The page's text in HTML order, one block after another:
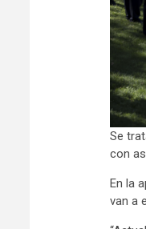
Se
con
En la
van a